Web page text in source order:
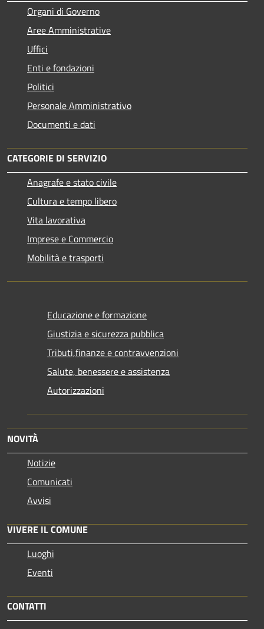
Organi di Governo
Aree Amministrative
Uffici
Enti e fondazioni
Politici
Personale Amministrativo
Documenti e dati
CATEGORIE DI SERVIZIO
Anagrafe e stato civile
Cultura e tempo libero
Vita lavorativa
Imprese e Commercio
Mobilità e trasporti
Educazione e formazione
Giustizia e sicurezza pubblica
Tributi,finanze e contravvenzioni
Salute, benessere e assistenza
Autorizzazioni
NOVITÀ
Notizie
Comunicati
Avvisi
VIVERE IL COMUNE
Luoghi
Eventi
CONTATTI